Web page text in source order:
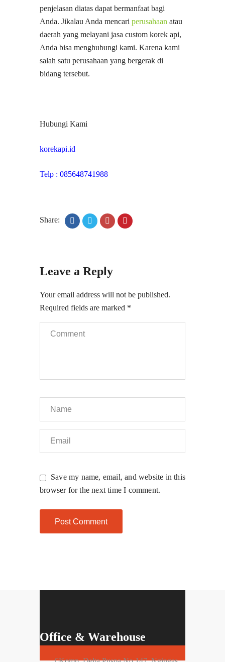
penjelasan diatas dapat bermanfaat bagi
Anda. Jikalau Anda mencari perusahaan atau
daerah yang melayani jasa custom korek api,
Anda bisa menghubungi kami. Karena kami
salah satu perusahaan yang bergerak di
bidang tersebut.
Hubungi Kami
korekapi.id
Telp : 085648741988
Share:
Leave a Reply
Your email address will not be published.
Required fields are marked *
Save my name, email, and website in this
browser for the next time I comment.
Office & Warehouse